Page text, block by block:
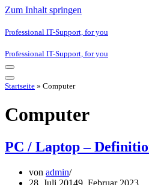
Zum Inhalt springen
Professional IT-Support, for you
Professional IT-Support, for you
Navigationsmenü
Navigationsmenü
Startseite » Computer
Computer
PC / Laptop –
von admin
28. Juli 20149. Februar 2023